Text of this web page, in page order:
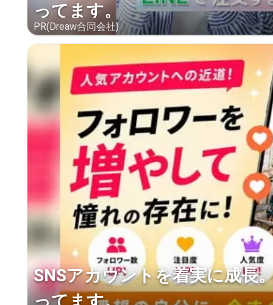
ってます。
PR(Dreaw合同会社)
SNSアカウントを着実に成長